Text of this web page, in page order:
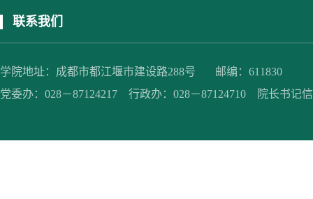
联系我们
学院地址：成都市都江堰市建设路288号 邮编：611830
党委办：028－87124217 行政办：028－87124710 院长书记信